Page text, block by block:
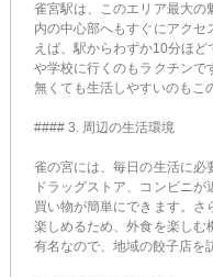
雀宮駅は、このエリア最大の
内の中心部へもすぐにアクセ
えば、駅からわずか10分ほ
や学校に行くのもラクチンで
無くても生活しやすいのもこ
#### 3. 周辺の生活環境
雀の宮には、毎日の生活に必
ドラッグストア、コンビニ
買い物が簡単にできます。
楽しめるため、外食を楽しむ
有名なので、地域の餃子店を